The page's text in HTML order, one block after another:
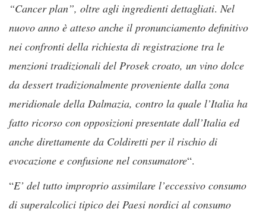
“Cancer plan”, oltre agli ingredienti dettagliati.Nel
nuovo anno è atteso anche il pronunciamento definitivo
nei confronti della richiesta di registrazione tra le
menzioni tradizionali del Prosek croato, un vino dolce
da dessert tradizionalmente proveniente dalla zona
meridionale della Dalmazia, contro la quale l’Italia ha
fatto ricorso con opposizioni presentate dall’Italia ed
anche direttamente da Coldiretti per il rischio di
evocazione e confusione nel consumatore“.
“E’ del tutto improprio assimilare l’eccessivo consumo
di superalcolici tipico dei Paesi nordici al consumo